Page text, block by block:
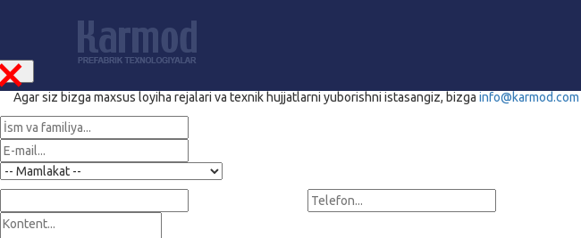
Agar siz bizga maxsus loyiha rejalari va texnik hujjatlarni yuborishni istasangiz, bizga info@karmod.com